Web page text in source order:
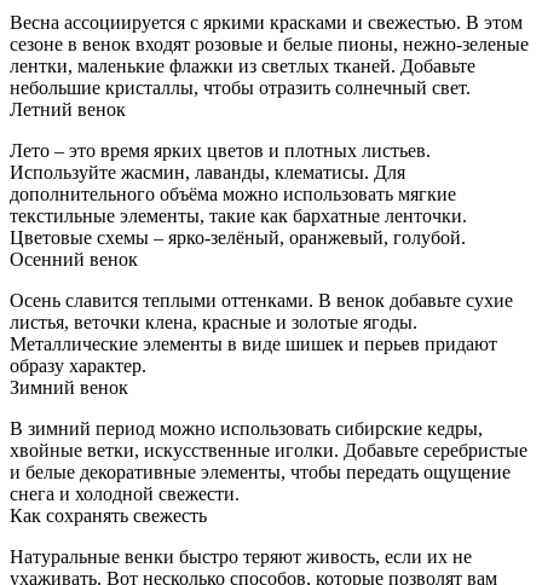
Весна ассоциируется с яркими красками и свежестью. В этом
сезоне в венок входят розовые и белые пионы, нежно-зеленые
лентки, маленькие флажки из светлых тканей. Добавьте
небольшие кристаллы, чтобы отразить солнечный свет.
Летний венок
Лето – это время ярких цветов и плотных листьев.
Используйте жасмин, лаванды, клематисы. Для
дополнительного объёма можно использовать мягкие
текстильные элементы, такие как бархатные ленточки.
Цветовые схемы – ярко‑зелёный, оранжевый, голубой.
Осенний венок
Осень славится теплыми оттенками. В венок добавьте сухие
листья, веточки клена, красные и золотые ягоды.
Металлические элементы в виде шишек и перьев придают
образу характер.
Зимний венок
В зимний период можно использовать сибирские кедры,
хвойные ветки, искусственные иголки. Добавьте серебристые
и белые декоративные элементы, чтобы передать ощущение
снега и холодной свежести.
Как сохранять свежесть
Натуральные венки быстро теряют живость, если их не
ухаживать. Вот несколько способов, которые позволят вам